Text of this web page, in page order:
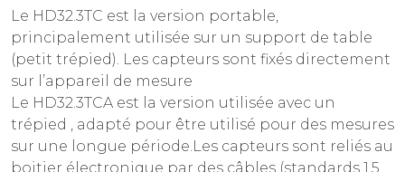
Le HD32.3TC est la version portable,
principalement utilisée sur un support de table
(petit trépied). Les capteurs sont fixés directement
sur l’appareil de mesure
Le HD32.3TCA est la version utilisée avec un
trépied , adapté pour être utilisé pour des mesures
sur une longue période.Les capteurs sont reliés au
boitier électronique par des câbles (standards 1.5